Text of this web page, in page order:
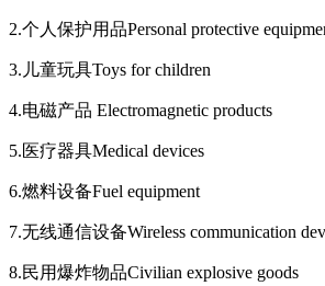
2.个人保护用品Personal protective
3.儿童玩具Toys for children
4.电磁产品 Electromagnetic products
5.医疗器具Medical devices
6.燃料设备Fuel equipment
7.无线通信设备Wireless communication
8.民用爆炸物品Civilian explosive goods